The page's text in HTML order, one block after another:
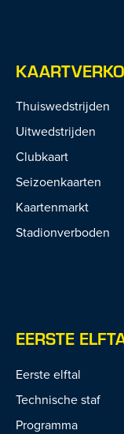
Thuiswedstrijden
Uitwedstrijden
Clubkaart
Seizoenkaarten
Kaartenmarkt
Stadionverboden
EERSTE
Eerste elftal
Technische staf
Programma